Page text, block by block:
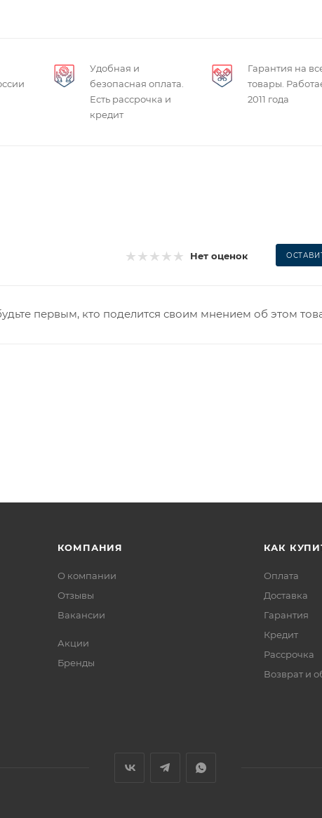
Удобная и
безопасная оплата.
Есть рассрочка и
кредит
Гарантия на
товары.
2011 года
Нет оценок
первым, кто поделится своим мнением об этом
КОМПАНИЯ
О компании
Отзывы
Вакансии
Акции
Бренды
КАК
Оплата
Доставка
Гарантия
Кредит
Рассрочка
Возврат и